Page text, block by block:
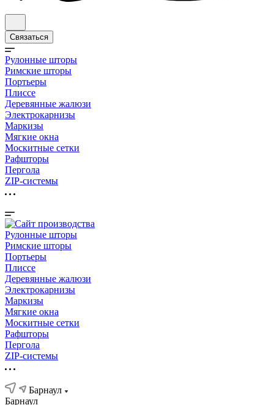
Связаться
Рулонные шторы
Римские шторы
Портьеры
Плиссе
Деревянные жалюзи
Электрокарнизы
Маркизы
Мягкие окна
Москитные сетки
Рафшторы
Пергола
ZIP-системы
Рулонные шторы
Римские шторы
Портьеры
Плиссе
Деревянные жалюзи
Электрокарнизы
Маркизы
Мягкие окна
Москитные сетки
Рафшторы
Пергола
ZIP-системы
Барнаул
Барнаул